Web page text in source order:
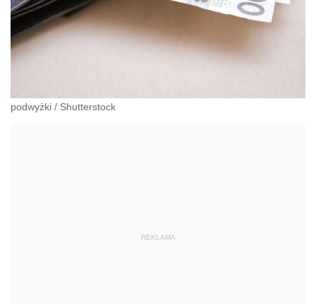
podwyżki / Shutterstock